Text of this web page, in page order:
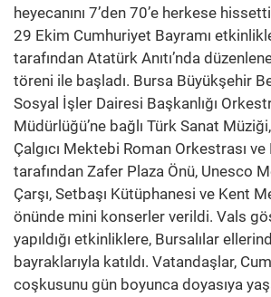
heyecanını 7’den 70’e herkese
29 Ekim Cumhuriyet Bayramı
tarafından Atatürk Anıtı’nda
töreni ile başladı. Bursa Büyükşehir
Sosyal İşler Dairesi Başkanlığı
Müdürlüğü’ne bağlı Türk Sanat
Çalgıcı Mektebi Roman Orkestrası
tarafından Zafer Plaza Önü, Unesco
Çarşı, Setbaşı Kütüphanesi ve Kent
önünde mini konserler verildi. Vals
yapıldığı etkinliklere, Bursalılar
bayraklarıyla katıldı. Vatandaşlar,
coşkusunu gün boyunca doyasıya